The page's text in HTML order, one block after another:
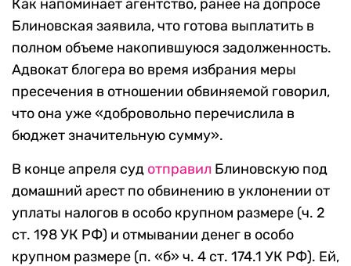
Как напоминает агентство, ранее на допросе
Блиновская заявила, что готова выплатить в
полном объеме накопившуюся задолженность.
Адвокат блогера во время избрания меры
пресечения в отношении обвиняемой говорил,
что она уже «добровольно перечислила в
бюджет значительную сумму».
В конце апреля суд отправил Блиновскую под
домашний арест по обвинению в уклонении от
уплаты налогов в особо крупном размере (ч. 2
ст. 198 УК РФ) и отмывании денег в особо
крупном размере (п. «б» ч. 4 ст. 174.1 УК РФ). Ей,